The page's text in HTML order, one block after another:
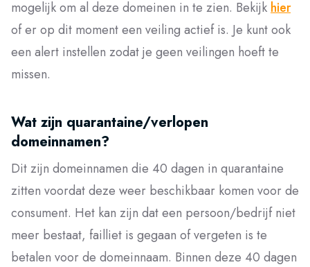
mogelijk om al deze domeinen in te zien. Bekijk hier
of er op dit moment een veiling actief is. Je kunt ook
een alert instellen zodat je geen veilingen hoeft te
missen.
Wat zijn quarantaine/verlopen
domeinnamen?
Dit zijn domeinnamen die 40 dagen in quarantaine
zitten voordat deze weer beschikbaar komen voor de
consument. Het kan zijn dat een persoon/bedrijf niet
meer bestaat, failliet is gegaan of vergeten is te
betalen voor de domeinnaam. Binnen deze 40 dagen